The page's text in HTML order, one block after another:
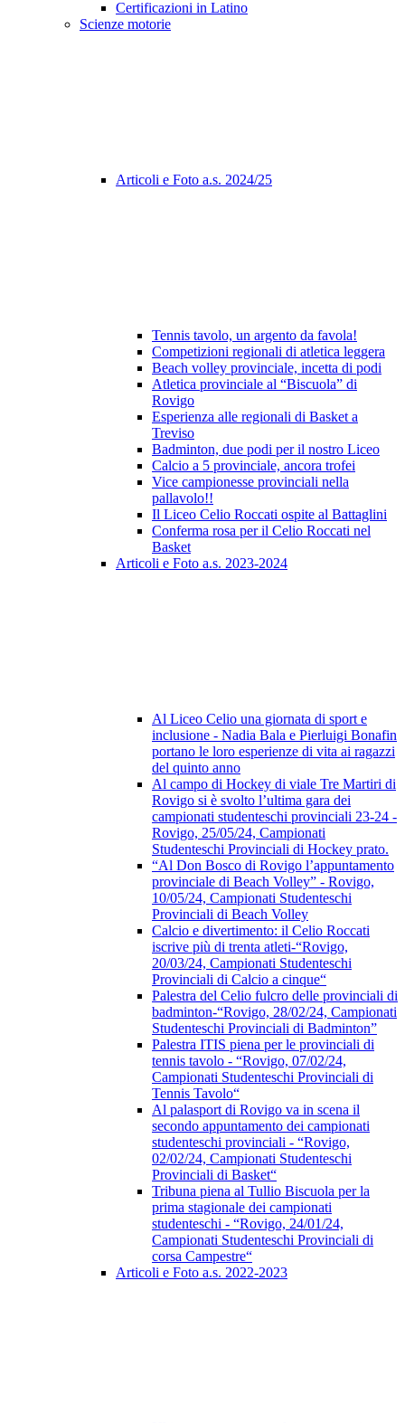
Certificazioni in Latino
Scienze motorie
Articoli e Foto a.s. 2024/25
Tennis tavolo, un argento da favola!
Competizioni regionali di atletica leggera
Beach volley provinciale, incetta di podi
Atletica provinciale al “Biscuola” di
Rovigo
Esperienza alle regionali di Basket a
Treviso
Badminton, due podi per il nostro Liceo
Calcio a 5 provinciale, ancora trofei
Vice campionesse provinciali nella
pallavolo!!
Il Liceo Celio Roccati ospite al Battaglini
Conferma rosa per il Celio Roccati nel
Basket
Articoli e Foto a.s. 2023-2024
Al Liceo Celio una giornata di sport e
inclusione - Nadia Bala e Pierluigi Bonafin
portano le loro esperienze di vita ai ragazzi
del quinto anno
Al campo di Hockey di viale Tre Martiri di
Rovigo si è svolto l’ultima gara dei
campionati studenteschi provinciali 23-24 -
Rovigo, 25/05/24, Campionati
Studenteschi Provinciali di Hockey prato.
“Al Don Bosco di Rovigo l’appuntamento
provinciale di Beach Volley” - Rovigo,
10/05/24, Campionati Studenteschi
Provinciali di Beach Volley
Calcio e divertimento: il Celio Roccati
iscrive più di trenta atleti-“Rovigo,
20/03/24, Campionati Studenteschi
Provinciali di Calcio a cinque“
Palestra del Celio fulcro delle provinciali di
badminton-“Rovigo, 28/02/24, Campionati
Studenteschi Provinciali di Badminton”
Palestra ITIS piena per le provinciali di
tennis tavolo - “Rovigo, 07/02/24,
Campionati Studenteschi Provinciali di
Tennis Tavolo“
Al palasport di Rovigo va in scena il
secondo appuntamento dei campionati
studenteschi provinciali - “Rovigo,
02/02/24, Campionati Studenteschi
Provinciali di Basket“
Tribuna piena al Tullio Biscuola per la
prima stagionale dei campionati
studenteschi - “Rovigo, 24/01/24,
Campionati Studenteschi Provinciali di
corsa Campestre“
Articoli e Foto a.s. 2022-2023